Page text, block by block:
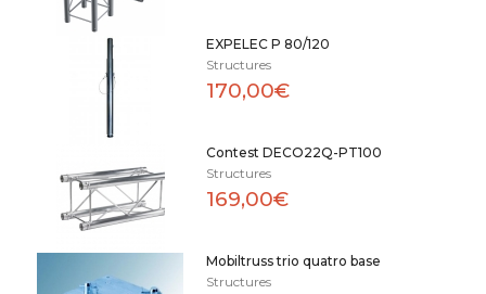
EXPELEC P 80/120
Structures
170,00€
Contest DECO22Q-PT100
Structures
169,00€
Mobiltruss trio quatro base
Structures